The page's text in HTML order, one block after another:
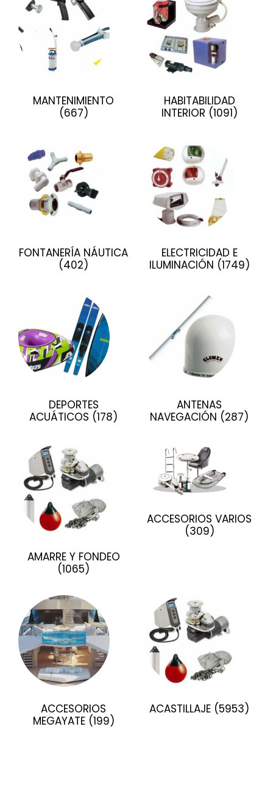
MANTENIMIENTO
(667)
HABITABILIDAD
INTERIOR (1091)
FONTANERÍA NÁUTICA
(402)
ELECTRICIDAD E
ILUMINACIÓN (1749)
DEPORTES
ACUÁTICOS (178)
ANTENAS
NAVEGACIÓN (287)
AMARRE Y FONDEO
(1065)
ACCESORIOS VARIOS
(309)
ACCESORIOS
MEGAYATE (199)
ACASTILLAJE (5953)